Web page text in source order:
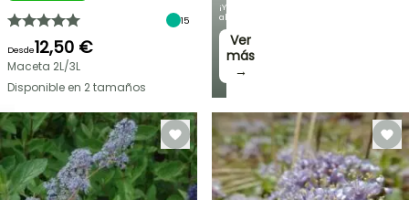
OFERTA
RELÁMPAGO
¡HASTA
UN
30
¡Y
ahorra!
Ver
más
→
15
Desde12,50 €
Maceta 2L/3L
Disponible en 2 tamaños